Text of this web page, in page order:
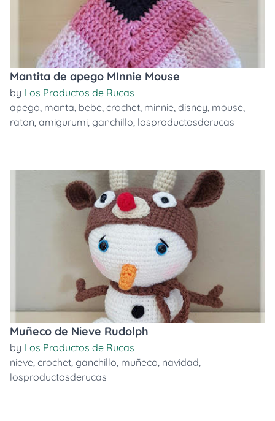
Mantita de apego MInnie Mouse
by Los Productos de Rucas
apego, manta, bebe, crochet, minnie, disney, mouse,
raton, amigurumi, ganchillo, losproductosderucas
Muñeco de Nieve Rudolph
by Los Productos de Rucas
nieve, crochet, ganchillo, muñeco, navidad,
losproductosderucas